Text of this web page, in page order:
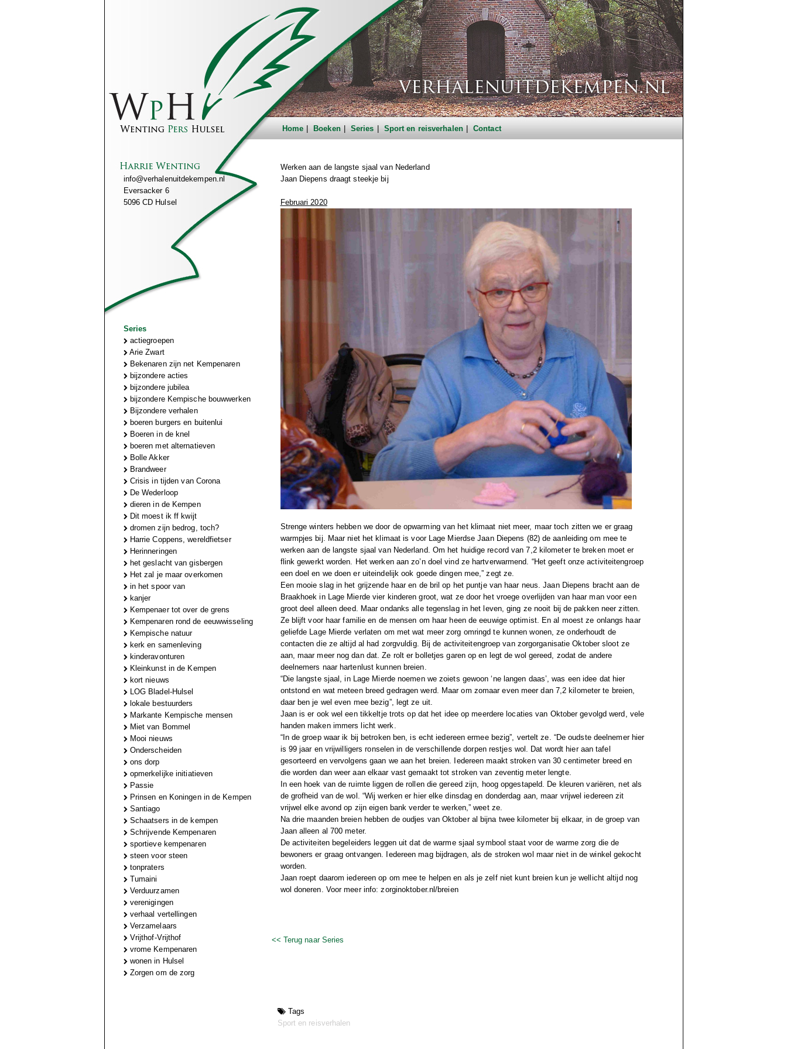
Home Boeken Series Sport en reisverhalen Contact
info@verhalenuitdekempen.nl
Eversacker 6
5096 CD Hulsel
Series
actiegroepen
Arie Zwart
Bekenaren zijn net Kempenaren
bijzondere acties
bijzondere jubilea
bijzondere Kempische bouwwerken
Bijzondere verhalen
boeren burgers en buitenlui
Boeren in de knel
boeren met alternatieven
Bolle Akker
Brandweer
Crisis in tijden van Corona
De Wederloop
dieren in de Kempen
Dit moest ik ff kwijt
dromen zijn bedrog, toch?
Harrie Coppens, wereldfietser
Herinneringen
het geslacht van gisbergen
Het zal je maar overkomen
in het spoor van
kanjer
Kempenaer tot over de grens
Kempenaren rond de eeuwwisseling
Kempische natuur
kerk en samenleving
kinderavonturen
Kleinkunst in de Kempen
kort nieuws
LOG Bladel-Hulsel
lokale bestuurders
Markante Kempische mensen
Miet van Bommel
Mooi nieuws
Onderscheiden
ons dorp
opmerkelijke initiatieven
Passie
Prinsen en Koningen in de Kempen
Santiago
Schaatsers in de kempen
Schrijvende Kempenaren
sportieve kempenaren
steen voor steen
tonpraters
Tumaini
Verduurzamen
verenigingen
verhaal vertellingen
Verzamelaars
Vrijthof-Vrijthof
vrome Kempenaren
wonen in Hulsel
Zorgen om de zorg
Werken aan de langste sjaal van Nederland
Jaan Diepens draagt steekje bij
Februari 2020
Strenge winters hebben we door de opwarming van het klimaat niet meer, maar toch zitten we er graag
warmpjes bij. Maar niet het klimaat is voor Lage Mierdse Jaan Diepens (82) de aanleiding om mee te
werken aan de langste sjaal van Nederland. Om het huidige record van 7,2 kilometer te breken moet er
flink gewerkt worden. Het werken aan zo’n doel vind ze hartverwarmend. “Het geeft onze activiteitengroep
een doel en we doen er uiteindelijk ook goede dingen mee,” zegt ze.
Een mooie slag in het grijzende haar en de bril op het puntje van haar neus. Jaan Diepens bracht aan de
Braakhoek in Lage Mierde vier kinderen groot, wat ze door het vroege overlijden van haar man voor een
groot deel alleen deed. Maar ondanks alle tegenslag in het leven, ging ze nooit bij de pakken neer zitten.
Ze blijft voor haar familie en de mensen om haar heen de eeuwige optimist. En al moest ze onlangs haar
geliefde Lage Mierde verlaten om met wat meer zorg omringd te kunnen wonen, ze onderhoudt de
contacten die ze altijd al had zorgvuldig. Bij de activiteitengroep van zorgorganisatie Oktober sloot ze
aan, maar meer nog dan dat. Ze rolt er bolletjes garen op en legt de wol gereed, zodat de andere
deelnemers naar hartenlust kunnen breien.
“Die langste sjaal, in Lage Mierde noemen we zoiets gewoon ‘ne langen daas’, was een idee dat hier
ontstond en wat meteen breed gedragen werd. Maar om zomaar even meer dan 7,2 kilometer te breien,
daar ben je wel even mee bezig”, legt ze uit.
Jaan is er ook wel een tikkeltje trots op dat het idee op meerdere locaties van Oktober gevolgd werd, vele
handen maken immers licht werk.
“In de groep waar ik bij betroken ben, is echt iedereen ermee bezig”, vertelt ze. “De oudste deelnemer hier
is 99 jaar en vrijwilligers ronselen in de verschillende dorpen restjes wol. Dat wordt hier aan tafel
gesorteerd en vervolgens gaan we aan het breien. Iedereen maakt stroken van 30 centimeter breed en
die worden dan weer aan elkaar vast gemaakt tot stroken van zeventig meter lengte.
In een hoek van de ruimte liggen de rollen die gereed zijn, hoog opgestapeld. De kleuren variëren, net als
de grofheid van de wol. “Wij werken er hier elke dinsdag en donderdag aan, maar vrijwel iedereen zit
vrijwel elke avond op zijn eigen bank verder te werken,” weet ze.
Na drie maanden breien hebben de oudjes van Oktober al bijna twee kilometer bij elkaar, in de groep van
Jaan alleen al 700 meter.
De activiteiten begeleiders leggen uit dat de warme sjaal symbool staat voor de warme zorg die de
bewoners er graag ontvangen. Iedereen mag bijdragen, als de stroken wol maar niet in de winkel gekocht
worden.
Jaan roept daarom iedereen op om mee te helpen en als je zelf niet kunt breien kun je wellicht altijd nog
wol doneren. Voor meer info: zorginoktober.nl/breien
<< Terug naar Series
Tags
Sport en reisverhalen